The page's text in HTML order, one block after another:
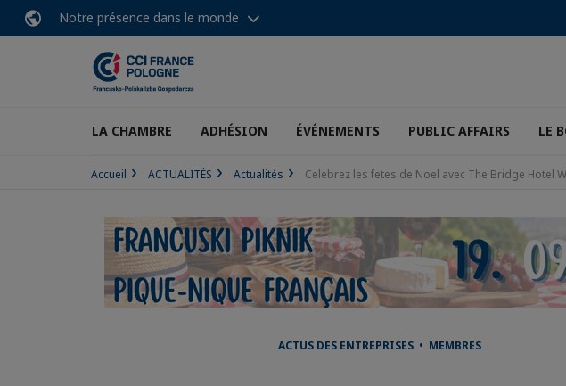
Notre présence dans le monde
LA CHAMBRE ADHÉSION ÉVÉNEMENTS PUBLIC AFFAIRS LE
Accueil ACTUALITÉS Actualités Celebrez les fetes de Noel avec The Bridge Hotel
ACTUS DES ENTREPRISES • MEMBRES